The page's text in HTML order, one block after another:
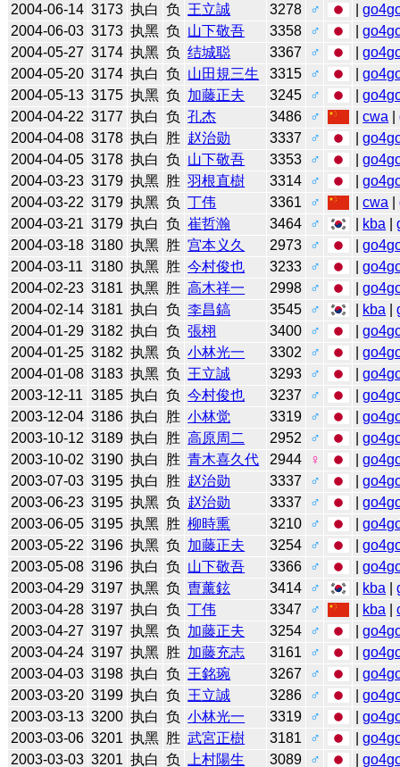
2004-06-14 3173 执白 负 王立誠 3278 ♂ |
2004-06-03 3173 执黑 负 山下敬吾 3358 ♂ |
2004-05-27 3174 执黑 负 结城聪 3367 ♂ |
2004-05-20 3174 执白 负 山田規三生 3315 ♂ |
2004-05-13 3175 执黑 负 加藤正夫 3245 ♂ |
2004-04-22 3177 执白 负 孔杰 3486 ♂ |cwa |
2004-04-08 3178 执白 胜 赵治勋 3337 ♂ |
2004-04-05 3178 执白 负 山下敬吾 3353 ♂ |
2004-03-23 3179 执黑 胜 羽根直樹 3314 ♂ |
2004-03-22 3179 执黑 负 丁伟 3361 ♂ |cwa |
2004-03-21 3179 执白 负 崔哲瀚 3464 ♂ kba |
2004-03-18 3180 执黑 胜 宫本义久 2973 ♂ |
2004-03-11 3180 执黑 胜 今村俊也 3233 ♂ |
2004-02-23 3181 执黑 胜 高木祥一 2998 ♂ |
2004-02-14 3181 执白 负 李昌鎬 3545 ♂ kba |
2004-01-29 3182 执白 负 張栩 3400 ♂ |
2004-01-25 3182 执黑 负 小林光一 3302 ♂ |
2004-01-08 3183 执黑 负 王立誠 3293 ♂ |
2003-12-11 3185 执白 负 今村俊也 3237 ♂ |
2003-12-04 3186 执白 胜 小林觉 3319 ♂ |
2003-10-12 3189 执白 胜 高原周二 2952 ♂ |
2003-10-02 3190 执白 胜 青木喜久代 2944 ♀ |
2003-07-03 3195 执白 胜 赵治勋 3337 ♂ |
2003-06-23 3195 执黑 负 赵治勋 3337 ♂ |
2003-06-05 3195 执黑 胜 柳時熏 3210 ♂ |
2003-05-22 3196 执黑 负 加藤正夫 3254 ♂ |
2003-05-08 3196 执白 负 山下敬吾 3366 ♂ |
2003-04-29 3197 执黑 负 曺薰鉉 3414 ♂ kba |
2003-04-28 3197 执白 负 丁伟 3347 ♂ kba |
2003-04-27 3197 执黑 负 加藤正夫 3254 ♂ |
2003-04-24 3197 执黑 胜 加藤充志 3161 ♂ |
2003-04-03 3198 执白 负 王銘琬 3267 ♂ |
2003-03-20 3199 执白 负 王立誠 3286 ♂ |
2003-03-13 3200 执白 负 小林光一 3319 ♂ |
2003-03-06 3201 执黑 胜 武宮正樹 3181 ♂ |
2003-03-03 3201 执白 负 上村陽生 3089 ♂ |